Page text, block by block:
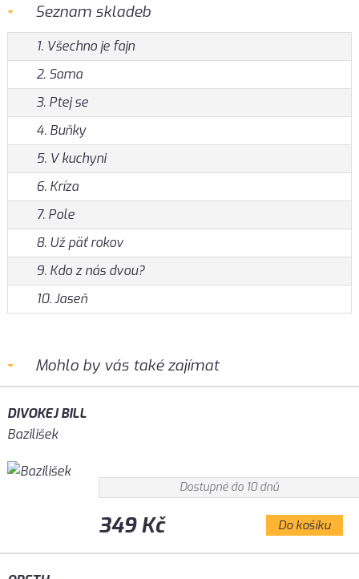
Seznam skladeb
1. Všechno je fajn
2. Sama
3. Ptej se
4. Buňky
5. V kuchyni
6. Kríza
7. Pole
8. Už päť rokov
9. Kdo z nás dvou?
10. Jaseň
Mohlo by vás také zajímat
DIVOKEJ BILL
Bazilišek
Dostupné do 10 dnů
349 Kč Do košíku